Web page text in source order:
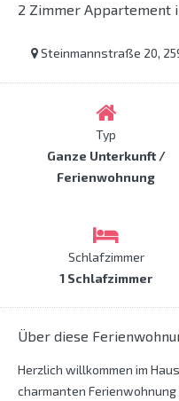
2 Zimmer Appartement
Steinmannstraße 20,
Typ
Ganze Unterkunft /
Ferienwohnung
Schlafzimmer
1 Schlafzimmer
Über diese
Herzlich willkommen im
charmanten